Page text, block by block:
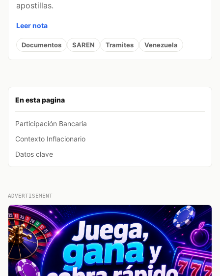
En esta pagina
Participación Bancaria
Contexto Inflacionario
Datos clave
apostillas.
Leer nota
Documentos SAREN Tramites Venezuela
ADVERTISEMENT